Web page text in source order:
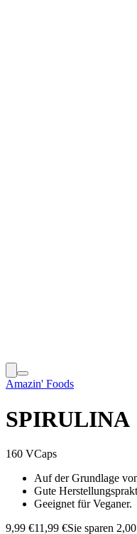
Amazin' Foods
SPIRULINA
160 VCaps
Auf der Grundlage
Gute
Geeignet für Veganer.
9,99 €11,99 €Sie sparen